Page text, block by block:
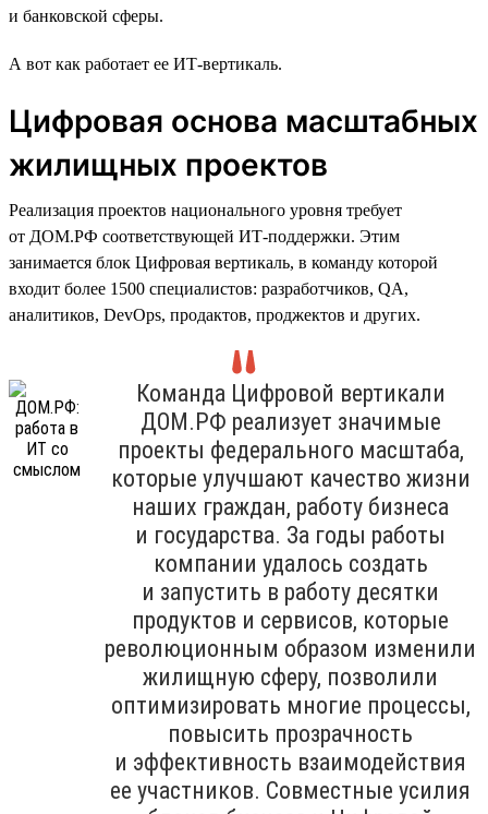
и банковской сферы.
А вот как работает ее ИТ-вертикаль.
Цифровая основа масштабных
жилищных проектов
Реализация проектов национального уровня требует
от ДОМ.РФ соответствующей ИТ-поддержки. Этим
занимается блок Цифровая вертикаль, в команду которой
входит более 1500 специалистов: разработчиков, QA,
аналитиков, DevOps, продактов, проджектов и других.
Команда Цифровой вертикали
ДОМ.РФ реализует значимые
проекты федерального масштаба,
которые улучшают качество жизни
наших граждан, работу бизнеса
и государства. За годы работы
компании удалось создать
и запустить в работу десятки
продуктов и сервисов, которые
революционным образом изменили
жилищную сферу, позволили
оптимизировать многие процессы,
повысить прозрачность
и эффективность взаимодействия
ее участников. Совместные усилия